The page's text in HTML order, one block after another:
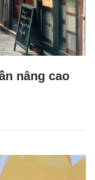
nâng cao